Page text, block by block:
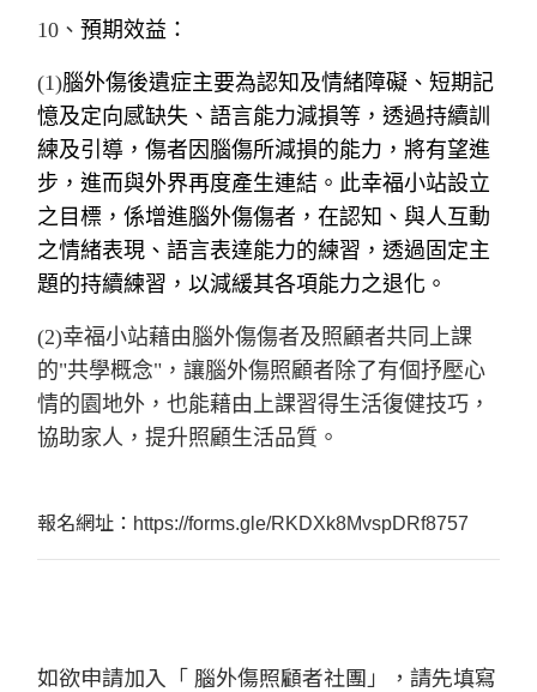
10 、 預期效益：
(1)腦外傷後遺症主要為認知及情緒障礙、短期記
憶及定向感缺失、語言能力減損等，透過持續訓
練及引導，傷者因腦傷所減損的能力，將有望進
步，進而與外界再度產生連結。此幸福小站設立
之目標，係增進腦外傷傷者，在認知、與人互動
之情緒表現、語言表達能力的練習，透過固定主
題的持續練習，以減緩其各項能力之退化。
(2)幸福小站藉由腦外傷傷者及照顧者共同上課
的"共學概念"，讓腦外傷照顧者除了有個抒壓心
情的園地外，也能藉由上課習得生活復健技巧，
協助家人，提升照顧生活品質。
報名網址： https://forms.gle/RKDXk8MvspDRf8757
如欲申請加入「 腦外傷照顧者社團」，請先填寫